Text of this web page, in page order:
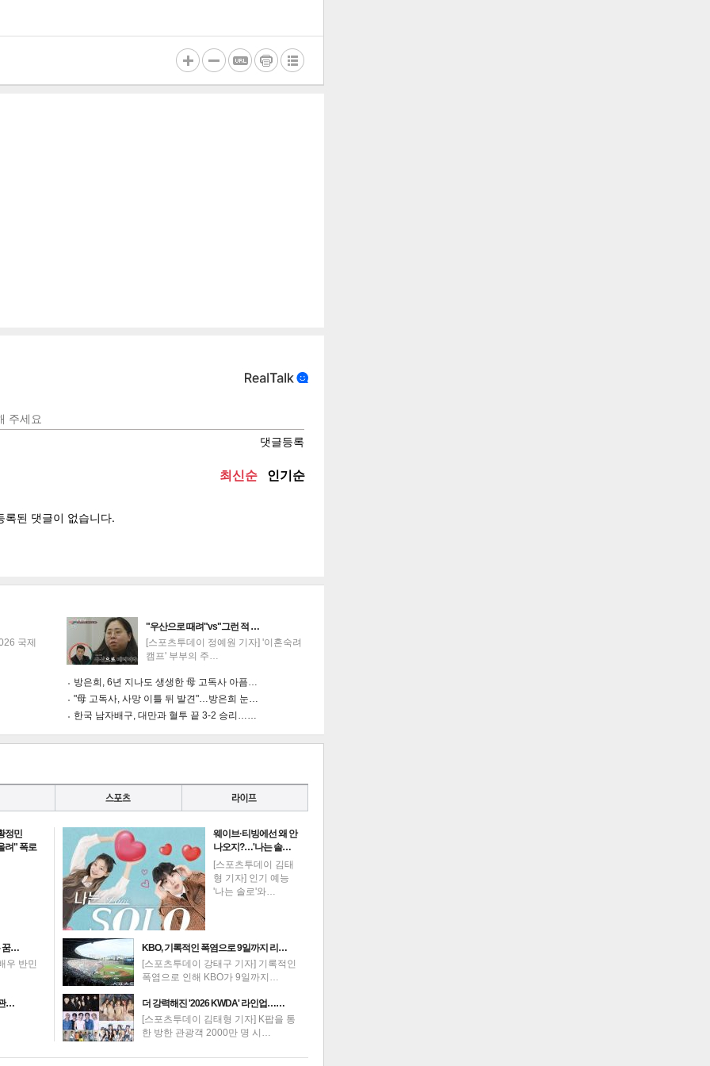
인쇄 목록
국제
"우산으로 때려"vs"그런 적 …
[스포츠투데이 정예원 기자] '이혼숙려
캠프' 부부의 주…
방은희, 6년 지나도 생생한 母 고독사 아픔…
"母 고독사, 사망 이틀 뒤 발견"…방은희 눈…
한국 남자배구, 대만과 혈투 끝 3-2 승리……
정민
려" 폭로
꿈…
우 반민
…
웨이브·티빙에선 왜 안
나오지?…'나는 솔…
[스포츠투데이 김태
형 기자] 인기 예능
'나는 솔로'와…
KBO, 기록적인 폭염으로 9일까지 리…
[스포츠투데이 강태구 기자] 기록적인
폭염으로 인해 KBO가 9일까지…
더 강력해진 '2026 KWDA' 라인업……
[스포츠투데이 김태형 기자] K팝을 통
한 방한 관광객 2000만 명 시…